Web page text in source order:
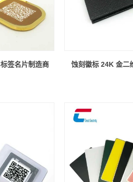
签名片制造商 蚀刻徽标 24K 金二